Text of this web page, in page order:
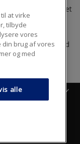
har investeret
ved fuld
er med
at virke
tilbyde
vores
brug af vores
og med
alle